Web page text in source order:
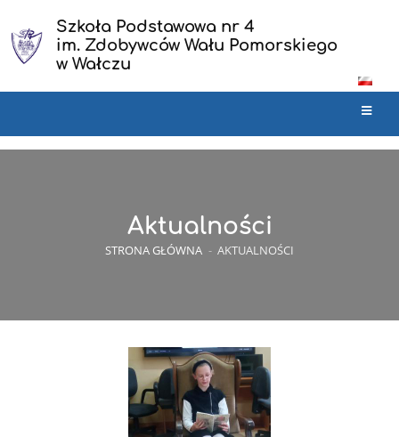
Szkoła Podstawowa nr 4
im. Zdobywców Wału Pomorskiego
w Wałczu
Aktualności
STRONA GŁÓWNA - AKTUALNOŚCI